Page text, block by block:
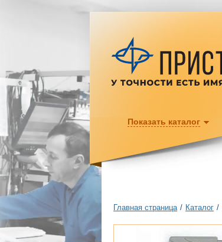
Показать каталог
Главная страница / Каталог /